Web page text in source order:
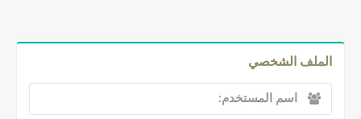
الملف الشخصي